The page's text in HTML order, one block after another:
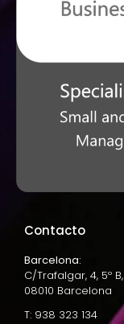
Contacto
Barcelona:
C/Trafalgar, 4, 5º B,
08010 Barcelona
T: 938 323 134